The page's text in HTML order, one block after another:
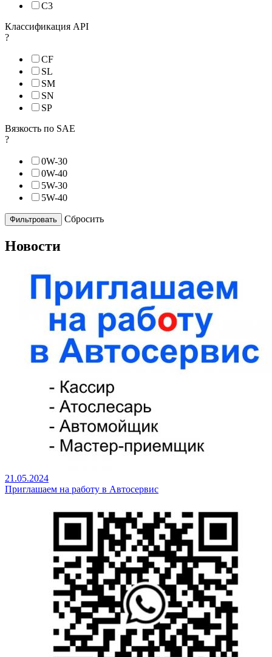
C3
Классификация API
?
CF
SL
SM
SN
SP
Вязкость по SAE
?
0W-30
0W-40
5W-30
5W-40
Cбросить
Новости
21.05.2024
Приглашаем на работу в Автосервис